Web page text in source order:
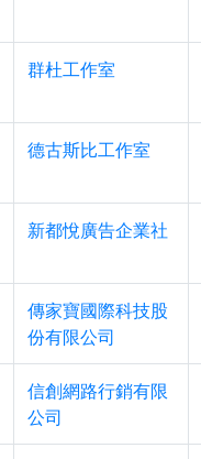
群杜工作室
德古斯比工作室
新都悅廣告企業社
傳家寶國際科技股
份有限公司
信創網路行銷有限
公司